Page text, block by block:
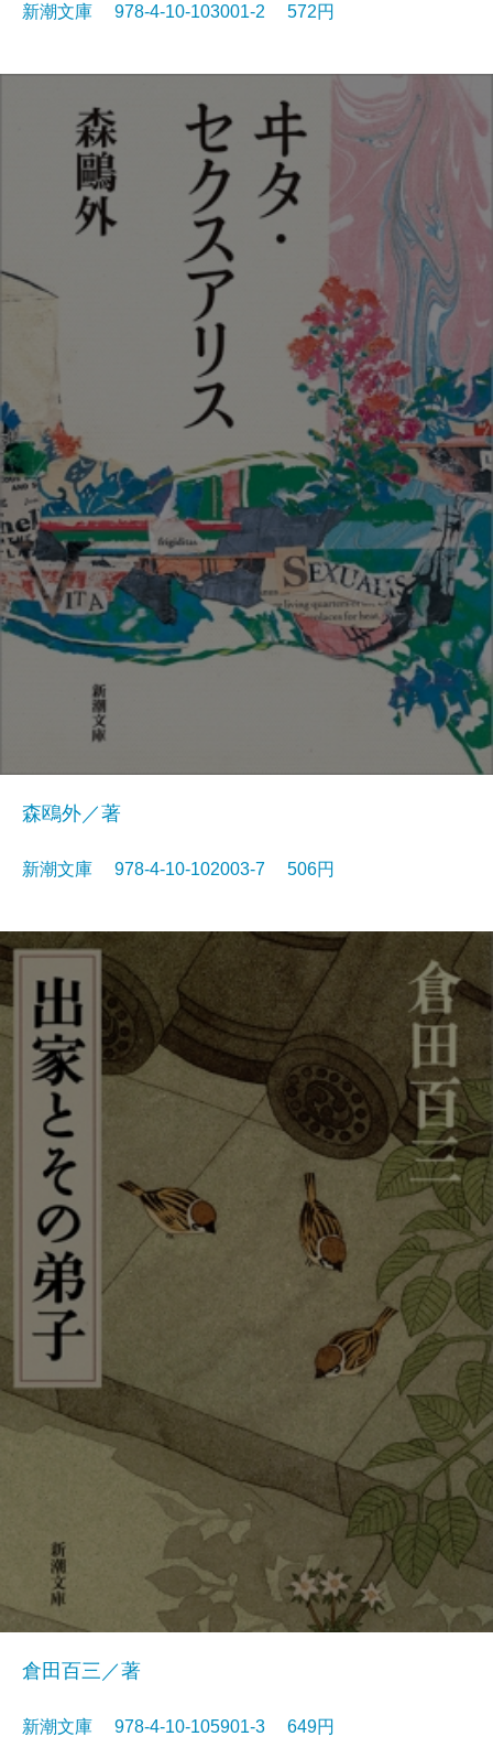
新潮文庫 978-4-10-103001-2 572円
森鴎外／著
新潮文庫 978-4-10-102003-7 506円
倉田百三／著
新潮文庫 978-4-10-105901-3 649円